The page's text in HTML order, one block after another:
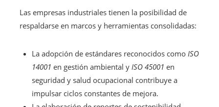
Las empresas industriales tienen la posibilidad de
respaldarse en marcos y herramientas consolidadas:
La adopción de estándares reconocidos como ISO
14001 en gestión ambiental y ISO 45001 en
seguridad y salud ocupacional contribuye a
impulsar ciclos constantes de mejora.